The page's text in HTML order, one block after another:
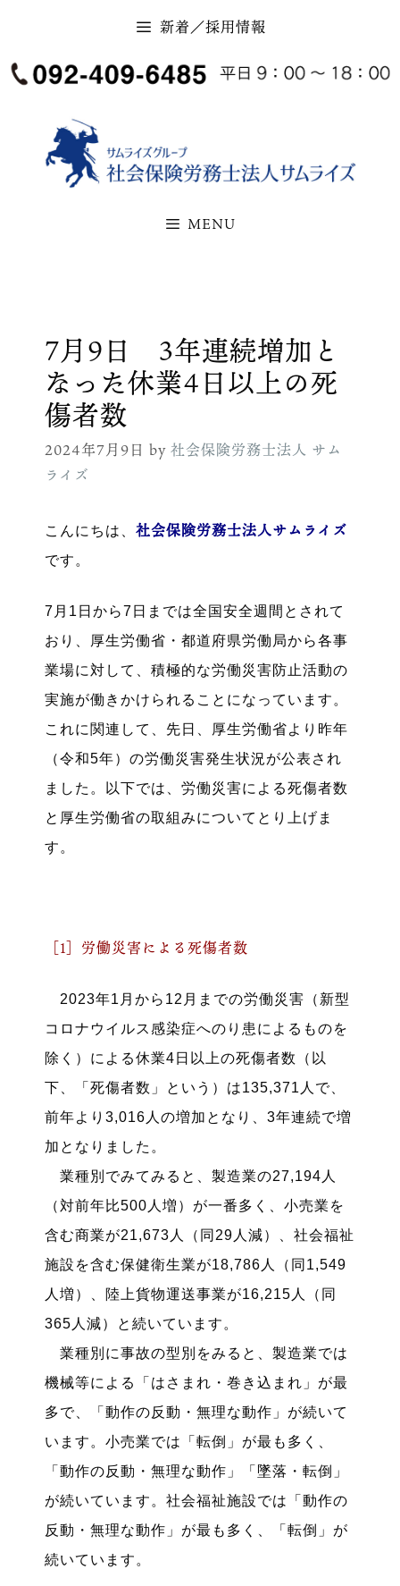
テ
新着／採用情報
MENU
7月9日 3年連続増加と
なった休業4日以上の死
傷者数
2024年7月9日 by 社会保険労務士法人 サム
ライズ
こんにちは、 社会保険労務士法人サムライズ
です。
7月1日から7日までは全国安全週間とされて
おり、厚生労働省・都道府県労働局から各事
業場に対して、積極的な労働災害防止活動の
実施が働きかけられることになっています。
これに関連して、先日、厚生労働省より昨年
（令和5年）の労働災害発生状況が公表され
ました。以下では、労働災害による死傷者数
と厚生労働省の取組みについてとり上げま
す。
［1］労働災害による死傷者数
2023年1月から12月までの労働災害（新型
コロナウイルス感染症へのり患によるものを
除く）による休業4日以上の死傷者数（以
下、「死傷者数」という）は135,371人で、
前年より3,016人の増加となり、3年連続で増
加となりました。
業種別でみてみると、製造業の27,194人
（対前年比500人増）が一番多く、小売業を
含む商業が21,673人（同29人減）、社会福祉
施設を含む保健衛生業が18,786人（同1,549
人増）、陸上貨物運送事業が16,215人（同
365人減）と続いています。
業種別に事故の型別をみると、製造業では
機械等による「はさまれ・巻き込まれ」が最
多で、「動作の反動・無理な動作」が続いて
います。小売業では「転倒」が最も多く、
「動作の反動・無理な動作」「墜落・転倒」
が続いています。社会福祉施設では「動作の
反動・無理な動作」が最も多く、「転倒」が
続いています。